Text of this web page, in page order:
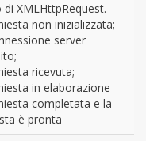
di XMLHttpRequest.
non inizializzata;
server
ricevuta;
in elaborazione
completata e la
è pronta